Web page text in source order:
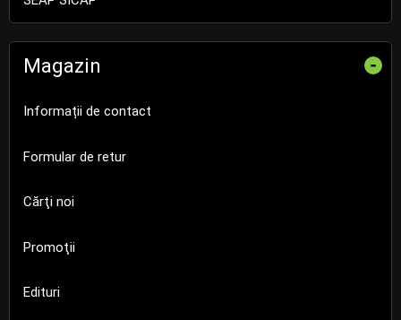
Magazin -
Informații de contact
Formular de retur
Cărţi noi
Promoţii
Edituri